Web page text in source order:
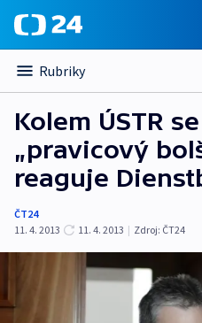
Rubriky
Kolem ÚSTR
„pravicový
reaguje
ČT24
11. 4. 2013
11. 4. 2013 | Zdroj: ČT24